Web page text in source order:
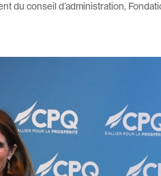
du conseil d’administration,